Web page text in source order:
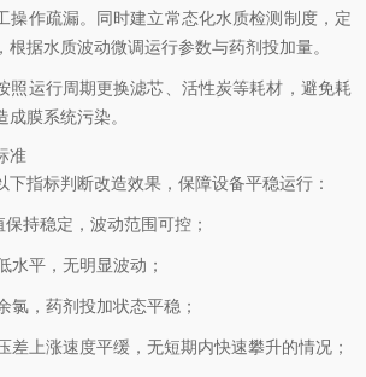
操作疏漏。同时建立常态化水质检测制度，定
据水质波动微调运行参数与药剂投加量。
照运行周期更换滤芯、活性炭等耗材，避免耗
膜系统污染。
准
下指标判断改造效果，保障设备平稳运行：
持稳定，波动范围可控；
水平，无明显波动；
氯，药剂投加状态平稳；
差上涨速度平缓，无短期内快速攀升的情况；